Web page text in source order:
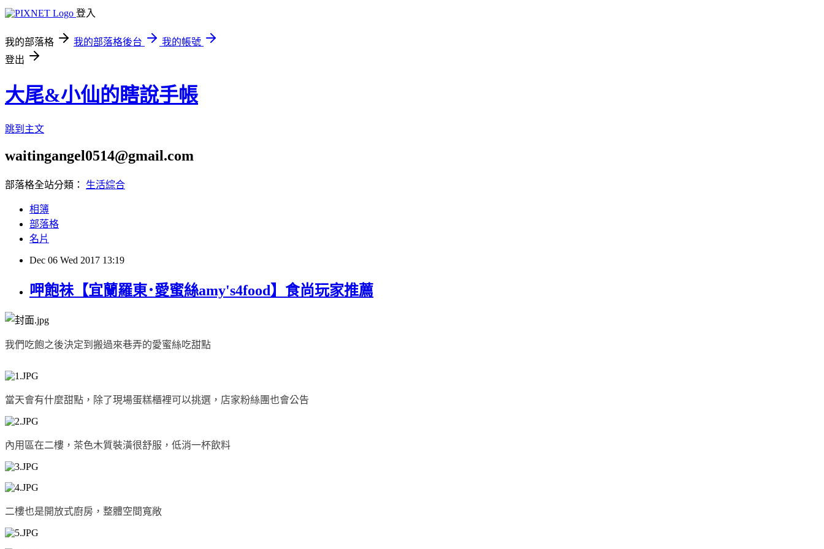
登入
我的部落格 我的部落格後台
我的帳號
登出
大尾&小仙的瞎說手帳
跳到主文
waitingangel0514@gmail.com
部落格全站分類： 生活綜合
相簿
部落格
名片
Dec 06 Wed 2017 13:19
呷飽祙【宜蘭羅東･愛蜜絲amy's4food】食尚玩家推薦
我們吃飽之後決定到搬過來巷弄的愛蜜絲吃甜點
當天會有什麼甜點，除了現場蛋糕櫃裡可以挑選，店家粉絲團也會公告
內用區在二樓，茶色木質裝潢很舒服，低消一杯飲料
二樓也是開放式廚房，整體空間寬敞